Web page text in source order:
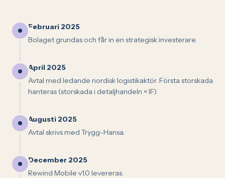
Februari 2025
Bolaget grundas och får in en strategisk investerare.
April 2025
Avtal med ledande nordisk logistikaktör. Första storskada
hanteras (storskada i detaljhandeln × IF).
Augusti 2025
Avtal skrivs med Trygg-Hansa.
December 2025
Rewind Mobile v1.0 levereras.